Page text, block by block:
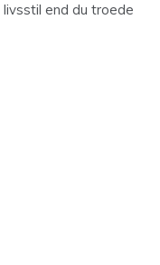
end du troede